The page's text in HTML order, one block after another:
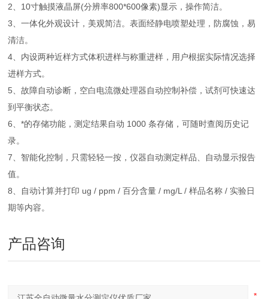
2、10寸触摸液晶屏(分辨率800*600像素)显示，操作简洁。
3、一体化外观设计，美观简洁。表面经静电喷塑处理，防腐蚀，易
清洁。
4、内设两种近样方式体积进样与称重进样，用户根据实际情况选择
进样方式。
5、故障自动诊断，空白电流微处理器自动控制补偿，试剂可快速达
到平衡状态。
6、*的存储功能，测定结果自动 1000 条存储，可随时查阅历史记
录。
7、智能化控制，只需轻轻一按，仪器自动测定样品、自动显示报告
值。
8、自动计算并打印 ug / ppm / 百分含量 / mg/L / 样品名称 / 实验日
期等内容。
产品咨询